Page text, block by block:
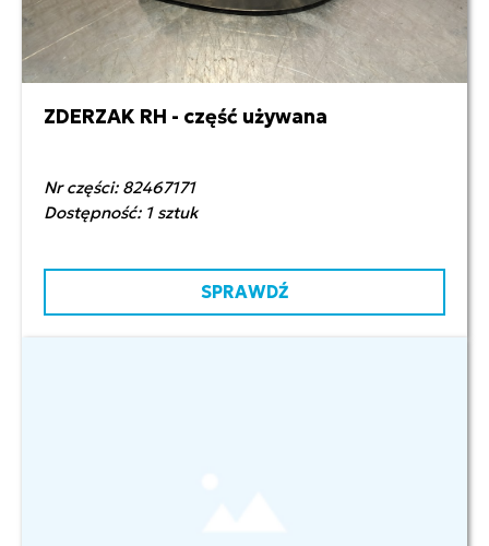
400,00 zł netto
ZDERZAK RH - część używana
Nr części: 82467171
Dostępność: 1 sztuk
SPRAWDŹ